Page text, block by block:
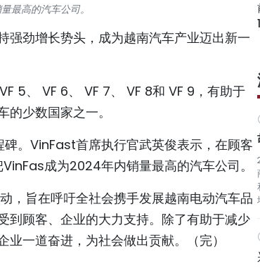
最高的汽车公司。
强劲增长势头，成为越南汽车产业迈出新一
5、 VF 6、 VF 7、 VF 8和 VF 9，有助于
少数国家之一。
。VinFast首席执行官武英俊表示，在顾客
成为2024年内销量最高的汽车公司。
，旨在呼吁全社会携手发展越南电动汽车品
到顾客、企业的大力支持。除了有助于减少
一道奋进，为社会做出贡献。（完）